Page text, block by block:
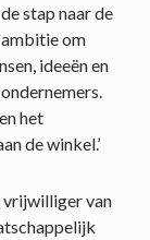
stap naar de
ambitie om
ideeën en
het
de winkel.’
vrijwilliger van